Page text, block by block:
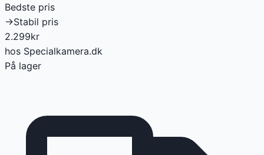
Bedste pris
→Stabil pris
2.299kr
hos Specialkamera.dk
På lager